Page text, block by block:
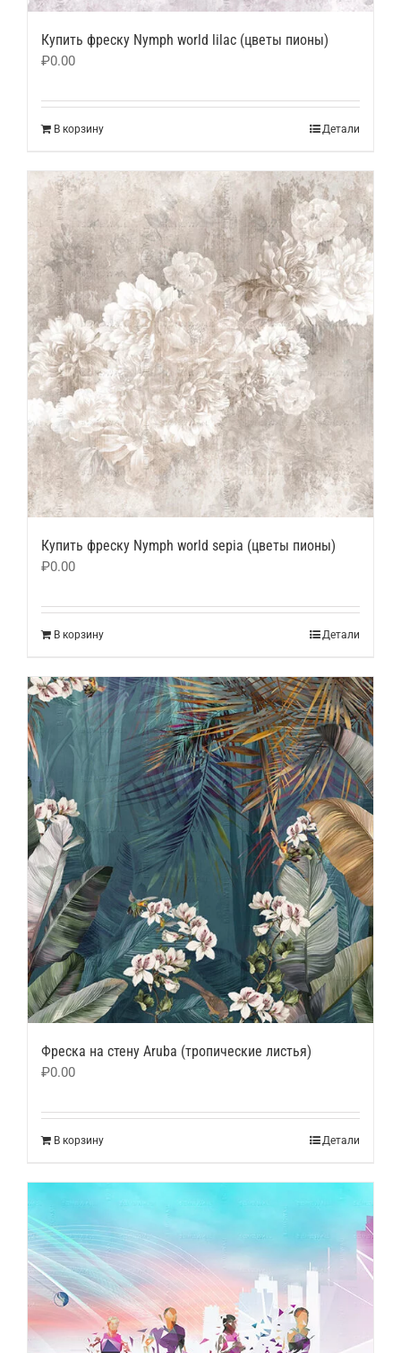
Купить фреску Nymph world lilac (цветы пионы)
₽0.00
В корзину Детали
Купить фреску Nymph world sepia (цветы пионы)
₽0.00
В корзину Детали
Фреска на стену Aruba (тропические листья)
₽0.00
В корзину Детали